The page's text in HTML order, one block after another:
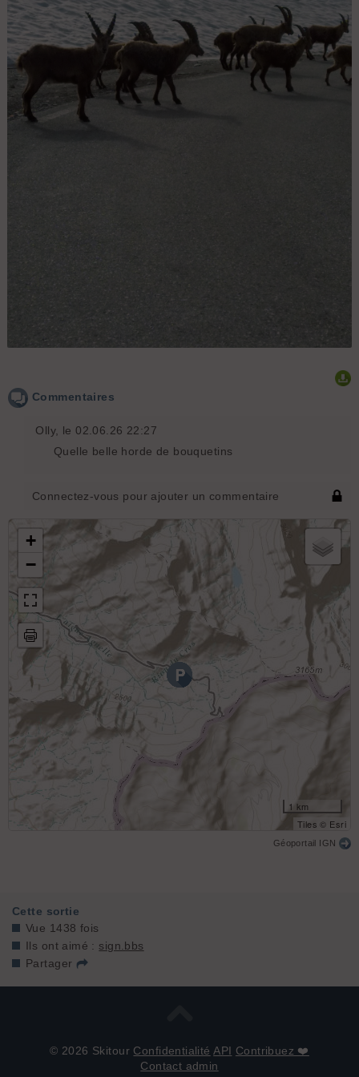
Commentaires
Olly, le 02.06.26 22:27
Quelle belle horde de bouquetins
Connectez-vous pour ajouter un commentaire
+
−
1 km
Tiles © Esri
Géoportail IGN
Cette sortie
Vue 1438 fois
Ils ont aimé : sign.bbs
Partager
© 2026 Skitour Confidentialité API Contribuez ❤️
Contact admin